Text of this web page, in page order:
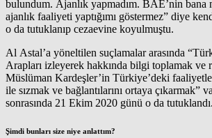
bulundum. Ajanlık yapmadım. BAE’nin bana
ajanlık faaliyeti yaptığımı göstermez” diye
o da tutuklanıp cezaevine koyulmuştu.
Al Astal’a yöneltilen suçlamalar arasında
Arapları izleyerek hakkında bilgi toplamak ve
Müslüman Kardeşler’in Türkiye’deki
ile sızmak ve bağlantılarını ortaya çıkarmak”
sonrasında 21 Ekim 2020 günü o da tutuklandı.
Şimdi bunları size niye anlattım?